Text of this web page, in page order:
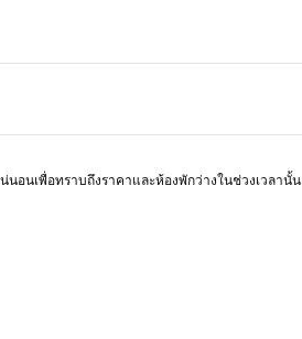
อนเพื่อทราบถึงราคาและห้องพักว่างในช่วงเวลานั้น